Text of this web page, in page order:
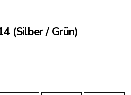
(Silber / Grün)